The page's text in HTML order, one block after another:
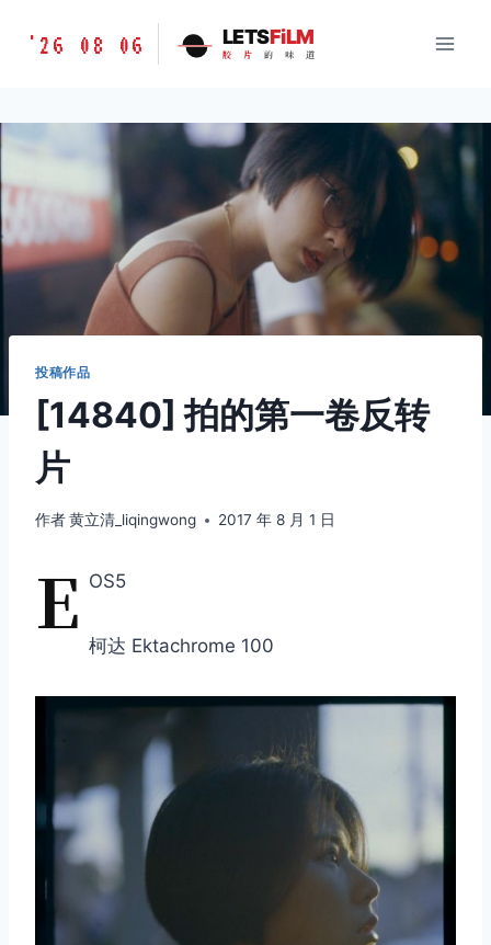
胶
味
LETSFILM
'26 08 06 LETSFiLM
胶 片 的 味 道
投稿作品
[14840] 拍的第一卷反转
片
作者黄立清_liqingwong 2017 年 8 月 1 日
E OS5
柯达 Ektachrome 100